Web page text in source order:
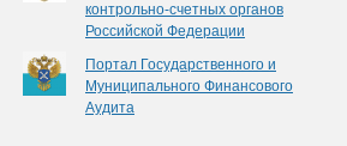
контрольно-счетных органов
Российской Федерации
Портал Государственного и
Муниципального Финансового
Аудита